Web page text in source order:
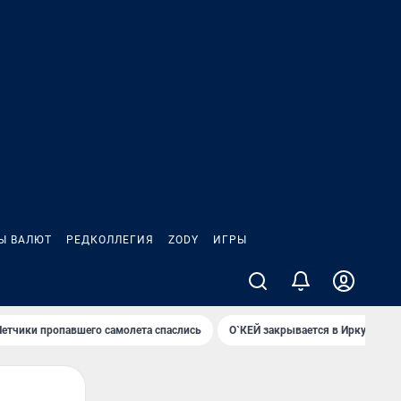
ВАЛЮТ РЕДКОЛЛЕГИЯ ZODY ИГРЫ
пропавшего самолета спаслись О`КЕЙ закрывается в Иркутске